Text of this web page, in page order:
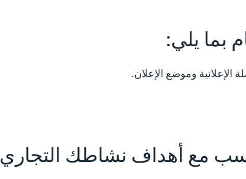
بما يلي:
الإعلانية وموضع الإعلان.
مع أهداف نشاطك التجاري